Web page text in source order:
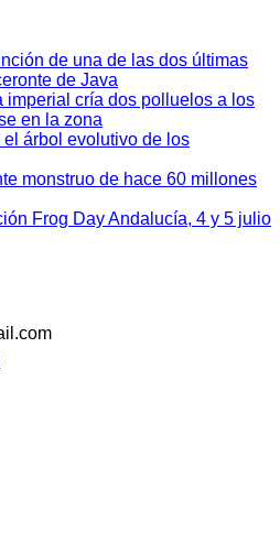
de una de las dos últimas
de Java
imperial cría dos polluelos a los
en la zona
árbol evolutivo de los
monstruo de hace 60 millones
Frog Day Andalucía, 4 y 5 julio